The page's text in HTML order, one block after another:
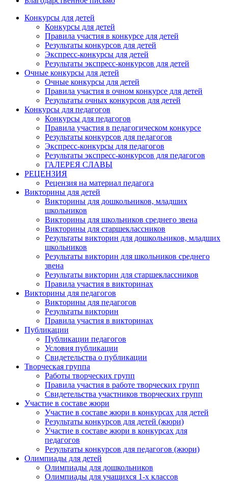
Конкурсы для детей
Конкурсы для детей
Правила участия в конкурсе для детей
Результаты конкурсов для детей
Экспресс-конкурсы для детей
Результаты экспресс-конкурсов для детей
Очные конкурсы для детей
Очные конкурсы для детей
Правила участия в очном конкурсе для детей
Результаты очных конкурсов для детей
Конкурсы для педагогов
Конкурсы для педагогов
Правила участия в педагогическом конкурсе
Результаты конкурсов для педагогов
Экспресс-конкурсы для педагогов
Результаты экспресс-конкурсов для педагогов
ГАЛЕРЕЯ СЛАВЫ
РЕЦЕНЗИЯ
Рецензия на материал педагога
Викторины для детей
Викторины для дошкольников, младших
школьников
Викторины для школьников среднего звена
Викторины для старшеклассников
Результаты викторин для дошкольников, младших
школьников
Результаты викторин для школьников среднего
звена
Результаты викторин для старшеклассников
Правила участия в викторинах
Викторины для педагогов
Викторины для педагогов
Результаты викторин
Правила участия в викторинах
Публикации
Публикации педагогов
Условия публикации
Свидетельства о публикации
Творческая группа
Работы творческих групп
Правила участия в работе творческих групп
Свидетельства участников творческих групп
Участие в составе жюри
Участие в составе жюри в конкурсах для детей
Результаты конкурсов для детей (жюри)
Участие в составе жюри в конкурсах для
педагогов
Результаты конкурсов для педагогов (жюри)
Олимпиады для детей
Олимпиады для дошкольников
Олимпиады для учащихся 1-х классов
Анонсы конкурсов
Подпишитесь на анонсы сегодня и узнавайте
первыми о самом важном.
Организация
Подписаться